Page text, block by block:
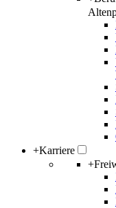
+Karriere
+